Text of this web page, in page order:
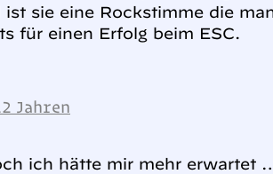
ist sie eine Rockstimme die
für einen Erfolg beim ESC.
Jahren
ich hätte mir mehr erwartet